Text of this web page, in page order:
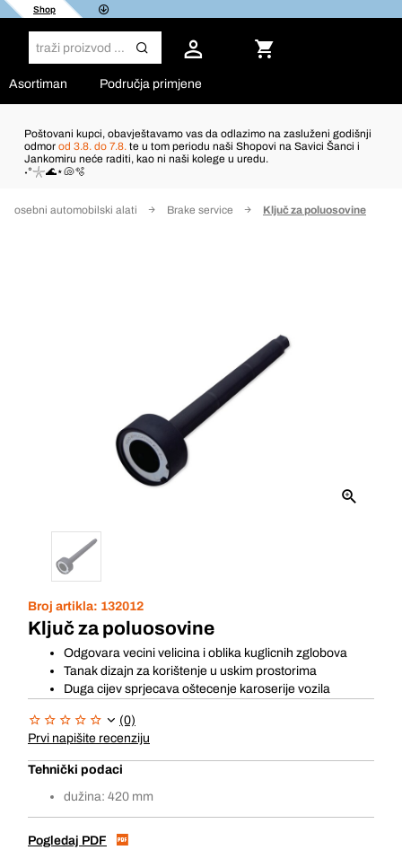
Shop
Asortiman Područja primjene
Poštovani kupci, obavještavamo vas da odlazimo na zasluženi godišnji
odmor od 3.8. do 7.8. te u tom periodu naši Shopovi na Savici Šanci i
Jankomiru neće raditi, kao ni naši kolege u uredu.
˖°𓇼🌊⋆🐚🫧
Posebni automobilski alati Brake service Ključ za poluosovine
Broj artikla: 132012
Ključ za poluosovine
Odgovara vecini velicina i oblika kuglicnih zglobova
Tanak dizajn za korištenje u uskim prostorima
Duga cijev sprjecava oštecenje karoserije vozila
(0)
Prvi napišite recenziju
Tehnički podaci
dužina: 420 mm
Pogledaj PDF